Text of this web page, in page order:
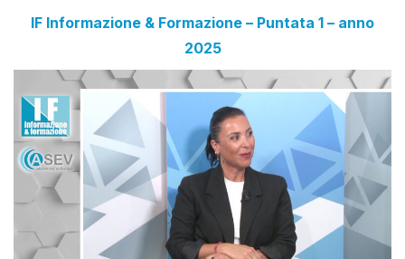
IF Informazione & Formazione – Puntata 1 – anno
2025